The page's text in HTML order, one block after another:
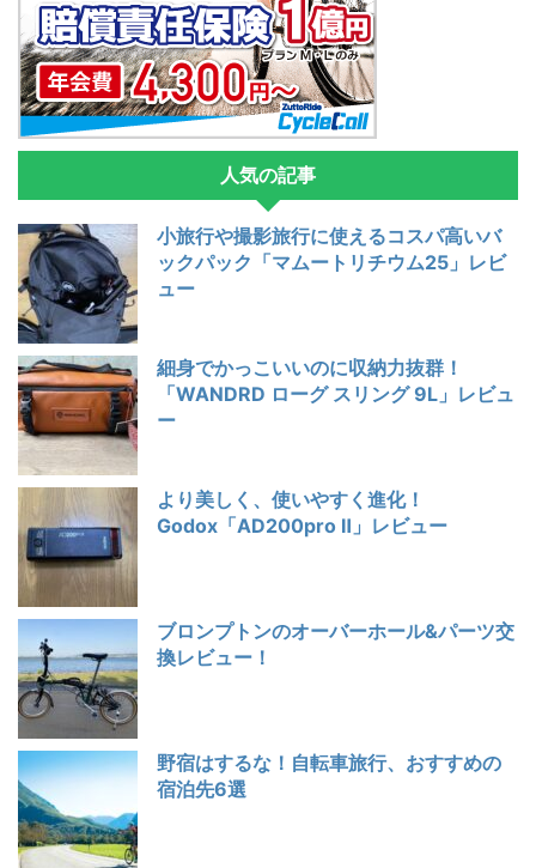
人気の記事
小旅行や撮影旅行に使えるコスパ高いバ
ックパック「マムートリチウム25」レビ
ュー
細身でかっこいいのに収納力抜群！
「WANDRD ローグ スリング 9L」レビュ
ー
より美しく、使いやすく進化！
Godox「AD200pro Ⅱ」レビュー
ブロンプトンのオーバーホール&パーツ交
換レビュー！
野宿はするな！自転車旅行、おすすめの
宿泊先6選